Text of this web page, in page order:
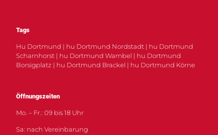
Tags
Hu Dortmund | hu Dortmund Nordstadt | hu Dortmund
Scharnhorst | hu Dortmund Wambel | hu Dortmund
Borsigplatz | hu Dortmund Brackel | hu Dortmund Körne
Öffnungszeiten
Mo. – Fr.: 09 bis 18 Uhr
Sa: nach Vereinbarung